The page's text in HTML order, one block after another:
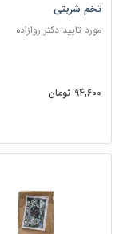
تخم شربتی
مورد تایید دکتر روازاده
94,600 تومان